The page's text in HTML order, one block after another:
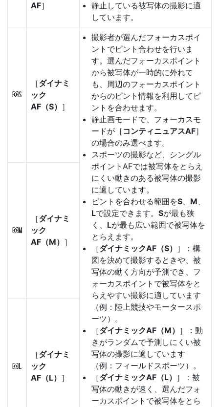
AF］
静止している被写体の撮影に適
しています。
d
［ダイナミ
ック
AF（S） ］
撮影者が選んだフォーカスポイ
ントでピント合わせを行いま
す。選んだフォーカスポイント
から被写体が一時的に外れて
も、周辺のフォーカスポイント
からのピント情報を利用してピ
ントを合わせます。
静止画モードで、フォーカスモ
ードが［ コンティニュアスAF］
の場合のみ選べます。
スポーツの撮影など、シングル
ポイントAFでは被写体をとらえ
にくい動きのある被写体の撮影
に適しています。
ピントを合わせる範囲をS、 M、
Lで設定できます。 Sが最も狭
く、 Lが最も広い範囲で被写体を
とらえます。
［ダイナミックAF（S） ］：構
図を決めて撮影するときや、被
写体の動く方向が予測でき、フ
ォーカスポイントで被写体をと
らえやすい撮影に適しています
（例：陸上競技やモータースポ
ーツ）。
［ダイナミックAF（M） ］：動
きがランダムで予測しにくい被
写体の撮影に適しています
（例：フィールドスポーツ）。
［ダイナミックAF（L） ］：被
写体の動きが速く、選んだフォ
ーカスポイントで被写体をとら
e
［ダイナミ
ック
AF（M） ］
f
［ダイナミ
ック
AF（L） ］